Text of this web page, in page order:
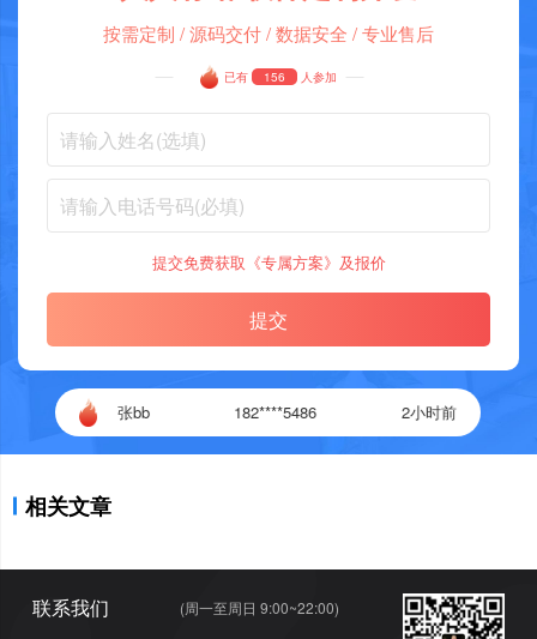
按需定制 / 源码交付 / 数据安全 / 专业售后
已有 156 人参加
提交免费获取《专属方案》及报价
提交
张bb 182****5486 2小时前
相关文章
联系我们 (周一至周日 9:00~22:00)